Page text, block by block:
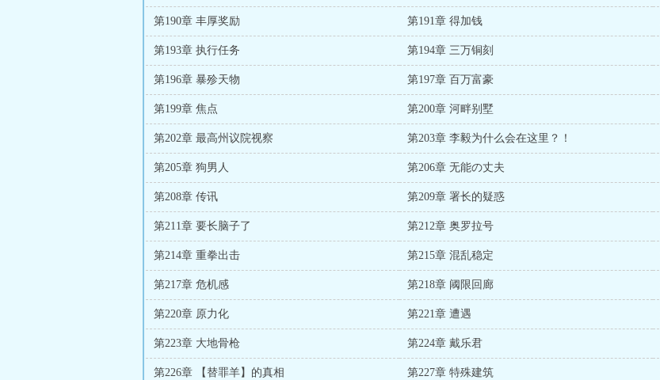
第190章 丰厚奖励 第191章 得加钱
第193章 执行任务 第194章 三万铜刻
第196章 暴殄天物 第197章 百万富豪
第199章 焦点 第200章 河畔别墅
第202章 最高州议院视察 第203章 李毅为什么会在这里？！
第205章 狗男人 第206章 无能の丈夫
第208章 传讯 第209章 署长的疑惑
第211章 要长脑子了 第212章 奥罗拉号
第214章 重拳出击 第215章 混乱稳定
第217章 危机感 第218章 阈限回廊
第220章 原力化 第221章 遭遇
第223章 大地骨枪 第224章 戴乐君
第226章 【替罪羊】的真相 第227章 特殊建筑